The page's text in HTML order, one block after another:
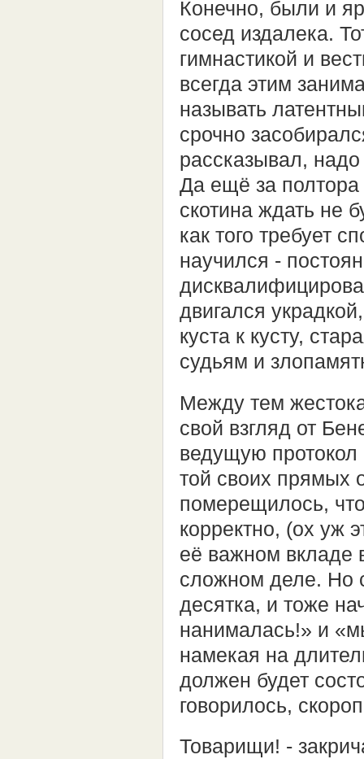
Конечно, были и
сосед издалека.
гимнастикой и
всегда этим
называть
срочно
рассказывал,
Да ещё за полтора
скотина ждать не
как того требует
научился -
двигался
куста к кусту,
судьям и
Между тем
свой взгляд от
ведущую
той своих прямых
померещилось,
корректно, (ох уж
её важном вкладе
сложном деле. Но
десятка, и тоже
нанималась!» и
намекая на
должен будет
говорилось,
Товарищи! -